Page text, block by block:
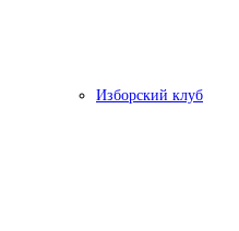
Изборский клуб